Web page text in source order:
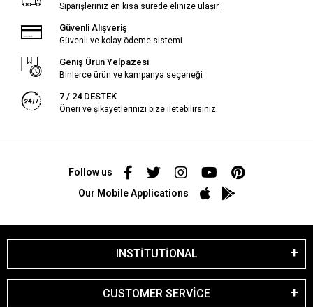
Siparişleriniz en kısa sürede elinize ulaşır.
Güvenli Alışveriş
Güvenli ve kolay ödeme sistemi
Geniş Ürün Yelpazesi
Binlerce ürün ve kampanya seçeneği
7 / 24 DESTEK
Öneri ve şikayetlerinizi bize iletebilirsiniz.
Follow us
Our Mobile Applications
INSTİTUTİONAL
CUSTOMER SERVİCE